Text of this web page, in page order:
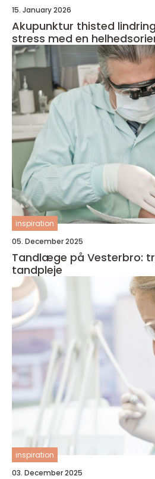
15. January 2026
Akupunktur thisted lindring af smerter og
stress med en
inspiration
05. December 2025
Tandlæge på Vesterbro:
tandpleje
inspiration
03. December 2025